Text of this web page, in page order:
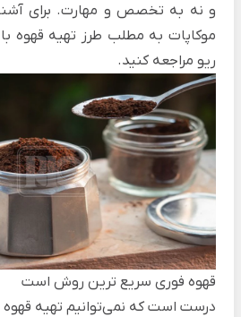
و نه به تخصص و مهارت. برای
موکاپات به مطلب طرز تهیه‌ قهوه
ریو مراجعه کنید.
قهوه فوری سریع ترین روش است
درست است که نمی‌توانیم تهیه قهوه